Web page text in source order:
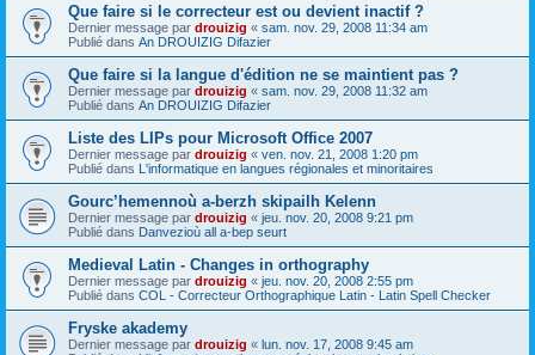
Que faire si le correcteur est ou devient inactif ?
Dernier message par drouizig « sam. nov. 29, 2008 11:34 am
Publié dans An DROUIZIG Difazier
Que faire si la langue d'édition ne se maintient pas ?
Dernier message par drouizig « sam. nov. 29, 2008 11:32 am
Publié dans An DROUIZIG Difazier
Liste des LIPs pour Microsoft Office 2007
Dernier message par drouizig « ven. nov. 21, 2008 1:20 pm
Publié dans L'informatique en langues régionales et minoritaires
Gourc’hemennoù a-berzh skipailh Kelenn
Dernier message par drouizig « jeu. nov. 20, 2008 9:21 pm
Publié dans Danvezioù all a-bep seurt
Medieval Latin - Changes in orthography
Dernier message par drouizig « jeu. nov. 20, 2008 2:55 pm
Publié dans COL - Correcteur Orthographique Latin - Latin Spell Checker
Fryske akademy
Dernier message par drouizig « lun. nov. 17, 2008 9:45 am